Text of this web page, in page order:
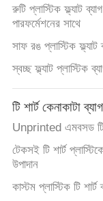
রুটি প্লাস্টিক ফ্ল্যাট
পারফর্মেশনের সাথে
সাফ রঙ প্লাস্টিক
স্বচ্ছ ফ্ল্যাট প্লাস্টিক
টি শার্ট কেনাকাটা ব্যাগ
Unprinted এমবসড টি
টেকসই টি শার্ট
উপাদান
কাস্টম প্লাস্টিক টি